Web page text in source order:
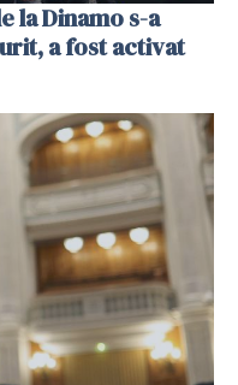
la Dinamo s-a
a fost activat